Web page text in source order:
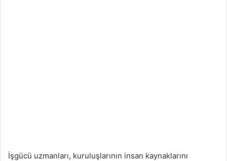
İşgücü uzmanları, kuruluşlarının insan kaynaklarını